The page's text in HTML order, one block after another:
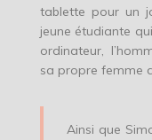
tablette pour un
jeune étudiante
ordinateur,
sa propre femme
Ainsi que